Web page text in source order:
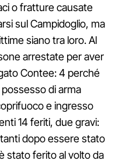
o fratture causate
sul Campidoglio, ma
siano tra loro. Al
arrestate per aver
Contee: 4 perché
di arma
e ingresso
14 feriti, due gravi:
dopo essere stato
stato ferito al volto da